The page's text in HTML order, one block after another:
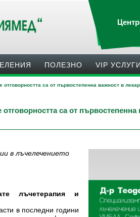
ПОЛЕЗНO VIP УСЛУГИ
са от първостепенна важност в
са от
в лъчелечението
лъчетерапия и
в последни години